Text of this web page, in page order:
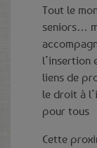
Tout le
seniors…
l’insertion
liens de
le droit à
pour tous
Cette